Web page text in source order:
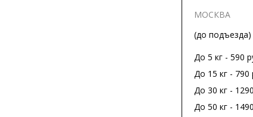
МОСКВА
(до подъезда)
До 5 кг - 590
До 15 кг - 790
До 30 кг -
До 50 кг -